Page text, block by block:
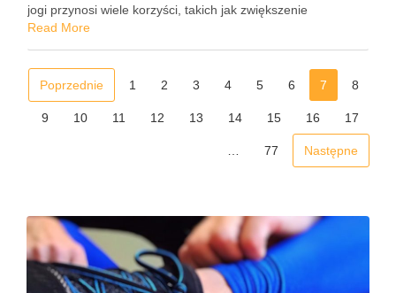
jogi przynosi wiele korzyści, takich jak zwiększenie
elastyczności, wzmocnienie mięśni i redukcja stresu, co
Read More
Poprzednie 1 2 3 4 5 6 7 8
9 10 11 12 13 14 15 16 17
77 Następne